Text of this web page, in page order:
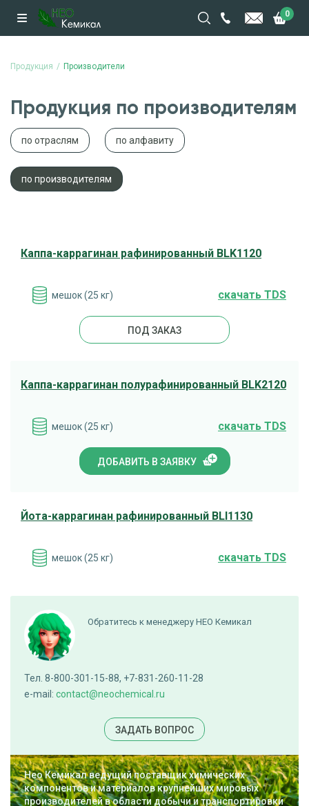
0
Продукция Производители
Продукция по производителям
по отраслям по алфавиту
по производителям
Каппа-каррагинан рафинированный BLK1120
мешок (25 кг) cкачать TDS
ПОД ЗАКАЗ
Каппа-каррагинан полурафинированный BLK2120
мешок (25 кг) cкачать TDS
ДОБАВИТЬ В ЗАЯВКУ
Йота-каррагинан рафинированный BLI1130
мешок (25 кг) cкачать TDS
Глюконо-дельта-лактон
мешок (25 кг)
ПОД ЗАКАЗ
Глицерин
Обратитесь к менеджеру НЕО Кемикал
Тел. 8-800-301-15-88, +7-831-260-11-28
e-mail: contact@neochemical.ru
ЗАДАТЬ ВОПРОС
Нео Кемикал ведущий поставщик химических
компонентов и материалов крупнейших мировых
производителей в области добычи и транспортировки